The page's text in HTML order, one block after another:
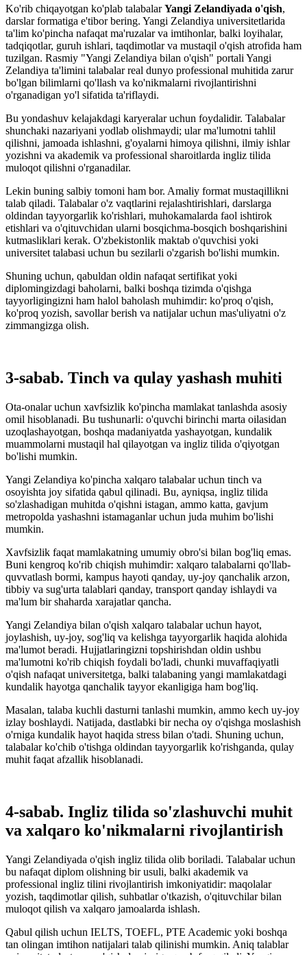
Ko'rib chiqayotgan ko'plab talabalarYangi Zelandiyada o'qish,
darslar formatiga e'tibor bering. Yangi Zelandiya universitetlarida
ta'lim ko'pincha nafaqat ma'ruzalar va imtihonlar, balki loyihalar,
tadqiqotlar, guruh ishlari, taqdimotlar va mustaqil o'qish atrofida ham
tuzilgan. Rasmiy "Yangi Zelandiya bilan o'qish" portali Yangi
Zelandiya ta'limini talabalar real dunyo professional muhitida zarur
bo'lgan bilimlarni qo'llash va ko'nikmalarni rivojlantirishni
o'rganadigan yo'l sifatida ta'riflaydi.
Bu yondashuv kelajakdagi karyeralar uchun foydalidir. Talabalar
shunchaki nazariyani yodlab olishmaydi; ular ma'lumotni tahlil
qilishni, jamoada ishlashni, g'oyalarni himoya qilishni, ilmiy ishlar
yozishni va akademik va professional sharoitlarda ingliz tilida
muloqot qilishni o'rganadilar.
Lekin buning salbiy tomoni ham bor. Amaliy format mustaqillikni
talab qiladi. Talabalar o'z vaqtlarini rejalashtirishlari, darslarga
oldindan tayyorgarlik ko'rishlari, muhokamalarda faol ishtirok
etishlari va o'qituvchidan ularni bosqichma-bosqich boshqarishini
kutmasliklari kerak. O'zbekistonlik maktab o'quvchisi yoki
universitet talabasi uchun bu sezilarli o'zgarish bo'lishi mumkin.
Shuning uchun, qabuldan oldin nafaqat sertifikat yoki
diplomingizdagi baholarni, balki boshqa tizimda o'qishga
tayyorligingizni ham halol baholash muhimdir: ko'proq o'qish,
ko'proq yozish, savollar berish va natijalar uchun mas'uliyatni o'z
zimmangizga olish.
3-sabab. Tinch va qulay yashash muhiti
Ota-onalar uchun xavfsizlik ko'pincha mamlakat tanlashda asosiy
omil hisoblanadi. Bu tushunarli: o'quvchi birinchi marta oilasidan
uzoqlashayotgan, boshqa madaniyatda yashayotgan, kundalik
muammolarni mustaqil hal qilayotgan va ingliz tilida o'qiyotgan
bo'lishi mumkin.
Yangi Zelandiya ko'pincha xalqaro talabalar uchun tinch va
osoyishta joy sifatida qabul qilinadi. Bu, ayniqsa, ingliz tilida
so'zlashadigan muhitda o'qishni istagan, ammo katta, gavjum
metropolda yashashni istamaganlar uchun juda muhim bo'lishi
mumkin.
Xavfsizlik faqat mamlakatning umumiy obro'si bilan bog'liq emas.
Buni kengroq ko'rib chiqish muhimdir: xalqaro talabalarni qo'llab-
quvvatlash bormi, kampus hayoti qanday, uy-joy qanchalik arzon,
tibbiy va sug'urta talablari qanday, transport qanday ishlaydi va
ma'lum bir shaharda xarajatlar qancha.
Yangi Zelandiya bilan o'qish xalqaro talabalar uchun hayot,
joylashish, uy-joy, sog'liq va kelishga tayyorgarlik haqida alohida
ma'lumot beradi. Hujjatlaringizni topshirishdan oldin ushbu
ma'lumotni ko'rib chiqish foydali bo'ladi, chunki muvaffaqiyatli
o'qish nafaqat universitetga, balki talabaning yangi mamlakatdagi
kundalik hayotga qanchalik tayyor ekanligiga ham bog'liq.
Masalan, talaba kuchli dasturni tanlashi mumkin, ammo kech uy-joy
izlay boshlaydi. Natijada, dastlabki bir necha oy o'qishga moslashish
o'rniga kundalik hayot haqida stress bilan o'tadi. Shuning uchun,
talabalar ko'chib o'tishga oldindan tayyorgarlik ko'rishganda, qulay
muhit faqat afzallik hisoblanadi.
4-sabab. Ingliz tilida so'zlashuvchi muhit
va xalqaro ko'nikmalarni rivojlantirish
Yangi Zelandiyada o'qish ingliz tilida olib boriladi. Talabalar uchun
bu nafaqat diplom olishning bir usuli, balki akademik va
professional ingliz tilini rivojlantirish imkoniyatidir: maqolalar
yozish, taqdimotlar qilish, suhbatlar o'tkazish, o'qituvchilar bilan
muloqot qilish va xalqaro jamoalarda ishlash.
Qabul qilish uchun IELTS, TOEFL, PTE Academic yoki boshqa
tan olingan imtihon natijalari talab qilinishi mumkin. Aniq talablar